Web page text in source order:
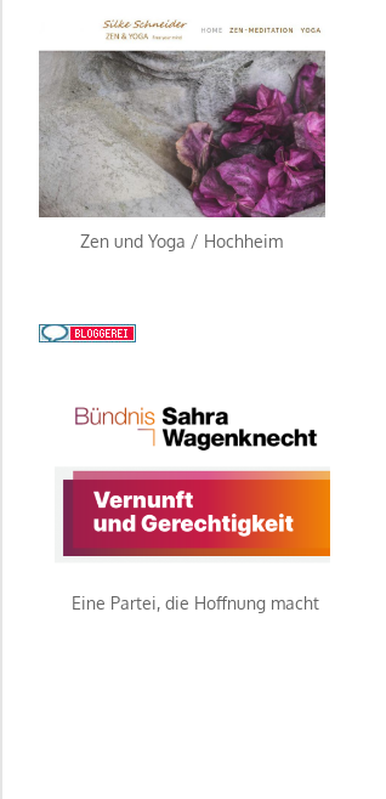
Zen und Yoga / Hochheim
Eine Partei, die Hoffnung macht